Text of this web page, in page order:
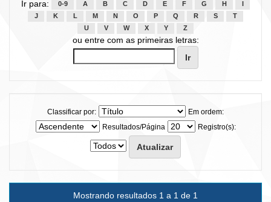
Ir para: 0-9 A B C D E F G H
J
K L M N O P Q R S
T
U
V W X Y Z
ou entre com as primeiras letras:
Classificar por:
Em ordem:
Resultados/Página
Registro(s):
Mostrando resultados 1 a 1 de 1